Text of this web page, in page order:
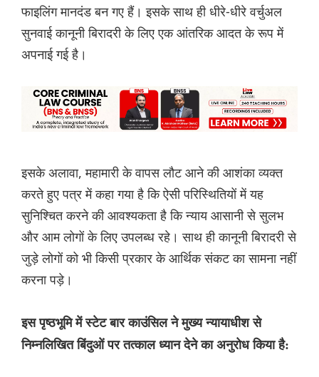
फाइलिंग मानदंड बन गए हैं। इसके साथ ही धीरे-धीरे वर्चुअल
सुनवाई कानूनी बिरादरी के लिए एक आंतरिक आदत के रूप में
अपनाई गई है।
इसके अलावा, महामारी के वापस लौट आने की आशंका व्यक्त
करते हुए पत्र में कहा गया है कि ऐसी परिस्थितियों में यह
सुनिश्चित करने की आवश्यकता है कि न्याय आसानी से सुलभ
और आम लोगों के लिए उपलब्ध रहे। साथ ही कानूनी बिरादरी से
जुड़े लोगों को भी किसी प्रकार के आर्थिक संकट का सामना नहीं
करना पड़े।
इस पृष्ठभूमि में स्टेट बार काउंसिल ने मुख्य न्यायाधीश से
निम्नलिखित बिंदुओं पर तत्काल ध्यान देने का अनुरोध किया है: